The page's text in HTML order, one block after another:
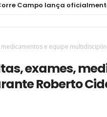
lança oficialmente
e equipe
exames,
Roberto